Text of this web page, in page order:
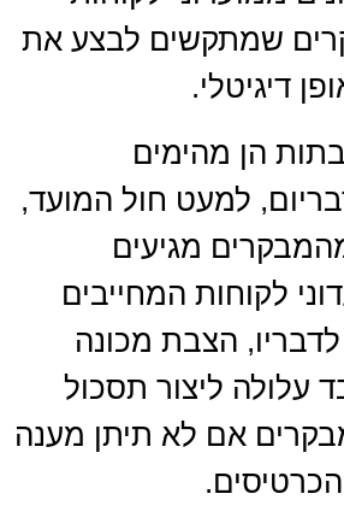
שמתקשים לבצע את
דיגיטלי.
הן מהימים
למעט חול המועד,
מגיעים
לקוחות המחייבים
הצבת מכונה
עלולה ליצור תסכול
אם לא תיתן מענה